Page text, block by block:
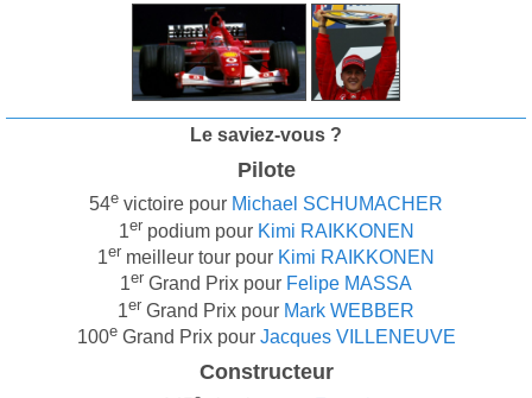
Le saviez-vous ?
Pilote
54e victoire pour Michael SCHUMACHER
1er podium pour Kimi RAIKKONEN
1er meilleur tour pour Kimi RAIKKONEN
1er Grand Prix pour Felipe MASSA
1er Grand Prix pour Mark WEBBER
100eGrand Prix pour Jacques VILLENEUVE
Constructeur